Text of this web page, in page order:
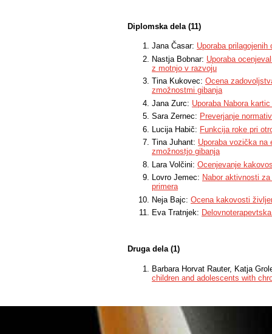
Diplomska dela (11)
Jana Časar: Uporaba
Nastja Bobnar: Uporaba
z motnjo v razvoju
Tina Kukovec: Ocena
zmožnostmi gibanja
Jana Zurc: Uporaba Nabora
Sara Zernec: Preverjanje
Lucija Habič: Funkcija roke pri
Tina Juhant: Uporaba vozička na
zmožnostjo gibanja
Lara Volčini: Ocenjevanje
Lovro Jemec: Nabor aktivnosti
primera
Neja Bajc: Ocena kakovosti
Eva Tratnjek:
Druga dela (1)
Barbara Horvat Rauter, Katja
children and adolescents with